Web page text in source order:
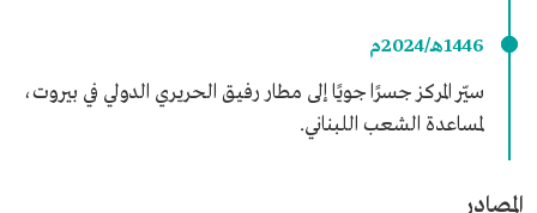
1446هـ/2024م
سيّر المركز جسرًا جويًا إلى مطار رفيق الحريري الدولي في بيروت،
لمساعدة الشعب اللبناني.
المصادر